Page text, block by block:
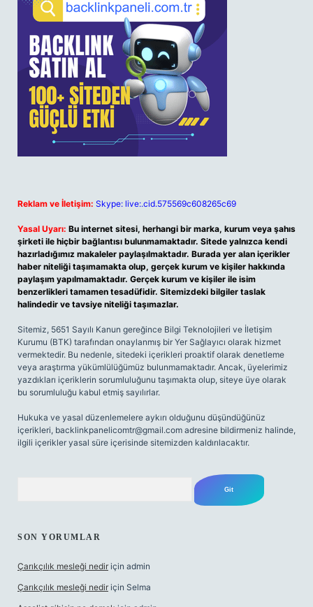
Reklam ve İletişim: Skype: live:.cid.575569c608265c69
Yasal Uyarı: Bu internet sitesi, herhangi bir marka, kurum veya şahıs
şirketi ile hiçbir bağlantısı bulunmamaktadır. Sitede yalnızca kendi
hazırladığımız makaleler paylaşılmaktadır. Burada yer alan içerikler
haber niteliği taşımamakta olup, gerçek kurum ve kişiler hakkında
paylaşım yapılmamaktadır. Gerçek kurum ve kişiler ile isim
benzerlikleri tamamen tesadüfidir. Sitemizdeki bilgiler taslak
halindedir ve tavsiye niteliği taşımazlar.
Sitemiz, 5651 Sayılı Kanun gereğince Bilgi Teknolojileri ve İletişim
Kurumu (BTK) tarafından onaylanmış bir Yer Sağlayıcı olarak hizmet
vermektedir. Bu nedenle, sitedeki içerikleri proaktif olarak denetleme
veya araştırma yükümlülüğümüz bulunmamaktadır. Ancak, üyelerimiz
yazdıkları içeriklerin sorumluluğunu taşımakta olup, siteye üye olarak
bu sorumluluğu kabul etmiş sayılırlar.
Hukuka ve yasal düzenlemelere aykırı olduğunu düşündüğünüz
içerikleri, backlinkpanelicomtr@gmail.com adresine bildirmeniz halinde,
ilgili içerikler yasal süre içerisinde sitemizden kaldırılacaktır.
SON YORUMLAR
Çarıkçılık mesleği nedir için admin
Çarıkçılık mesleği nedir için Selma